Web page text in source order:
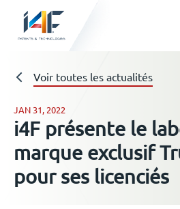
Technologies
A propos d’i4F
Détenteurs d’une licence
Voir toutes les actualités
JAN 31, 2022
i4F présente le
marque exclusif
pour ses licenciés